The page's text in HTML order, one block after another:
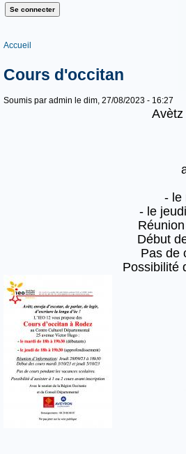
Vous êtes ici
Accueil
Cours d'occitan
Soumis par admin le dim, 27/08/2023 - 16:27
Avètz
- le
- le
Début
Pas de
Possibilité